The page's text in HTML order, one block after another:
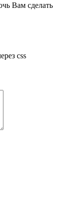
Вам сделать
css